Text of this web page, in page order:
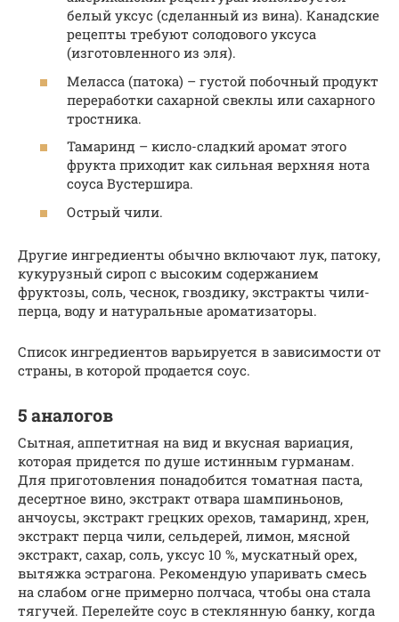
белый уксус (сделанный из вина). Канадские
рецепты требуют солодового уксуса
(изготовленного из эля).
Меласса (патока) – густой побочный продукт
переработки сахарной свеклы или сахарного
тростника.
Тамаринд – кисло-сладкий аромат этого
фрукта приходит как сильная верхняя нота
соуса Вустершира.
Острый чили.
Другие ингредиенты обычно включают лук, патоку,
кукурузный сироп с высоким содержанием
фруктозы, соль, чеснок, гвоздику, экстракты чили-
перца, воду и натуральные ароматизаторы.
Список ингредиентов варьируется в зависимости от
страны, в которой продается соус.
5 аналогов
Сытная, аппетитная на вид и вкусная вариация,
которая придется по душе истинным гурманам.
Для приготовления понадобится томатная паста,
десертное вино, экстракт отвара шампиньонов,
анчоусы, экстракт грецких орехов, тамаринд, хрен,
экстракт перца чили, сельдерей, лимон, мясной
экстракт, сахар, соль, уксус 10 %, мускатный орех,
вытяжка эстрагона. Рекомендую упаривать смесь
на слабом огне примерно полчаса, чтобы она стала
тягучей. Перелейте соус в стеклянную банку, когда